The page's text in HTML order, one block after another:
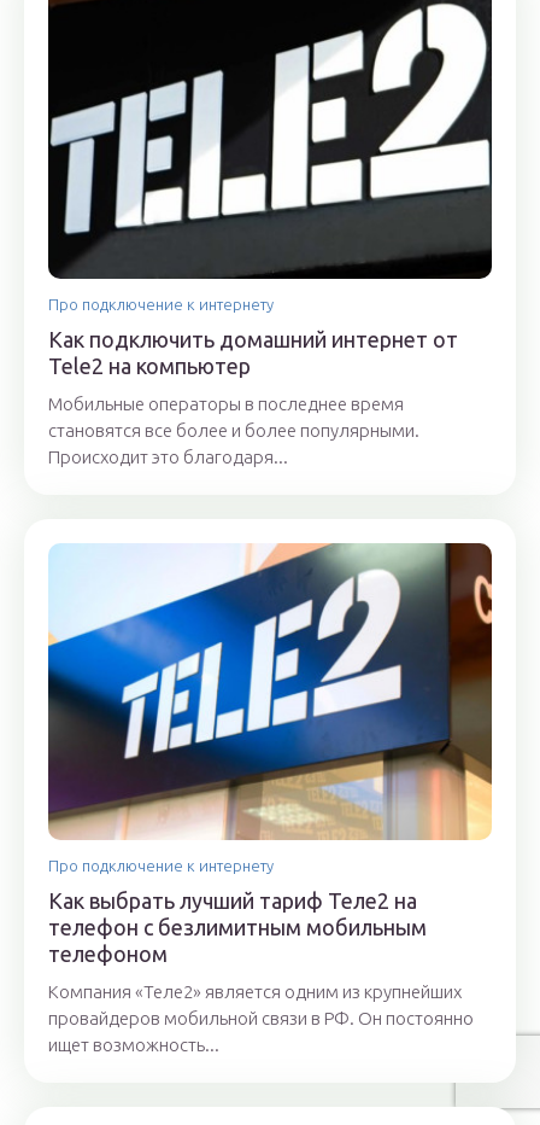
Про подключение к интернету
Как подключить домашний интернет от
Tele2 на компьютер
Мобильные операторы в последнее время
становятся все более и более популярными.
Происходит это благодаря...
Про подключение к интернету
Как выбрать лучший тариф Теле2 на
телефон с безлимитным мобильным
телефоном
Компания «Теле2» является одним из крупнейших
провайдеров мобильной связи в РФ. Он постоянно
ищет возможность...